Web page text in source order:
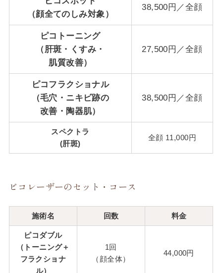
（顔全てのしみ対象）
38,500円／全顔
ピコトーニング
（肝斑・くすみ・
肌質改善）
27,500円／全顔
ピコフラクショナル
（毛穴・ニキビ跡の
改善・陶器肌）
38,500円／全顔
スペクトラ
(肝斑)
全顔 11,000円
ピコレーザーのセット・コース
施術名 回数 料金
ピコダブル
（トーニング＋
フラクショナ
ル）
1回
（顔全体）
44,000円